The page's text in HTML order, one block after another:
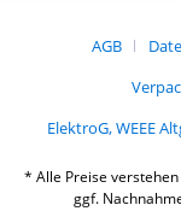
AGB
ElektroG, WEEE
* Alle Preise
ggf.